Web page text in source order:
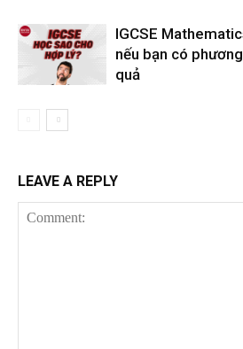
IGCSE
nếu bạn có
quả
LEAVE A REPLY